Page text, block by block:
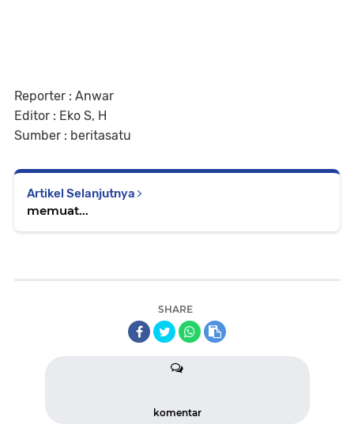
Reporter : Anwar
Editor : Eko S, H
Sumber : beritasatu
Artikel Selanjutnya
memuat...
SHARE
komentar